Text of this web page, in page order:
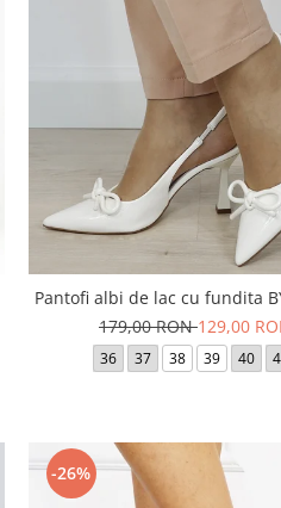
Pantofi albi de lac cu fundita
179,00 RON129,00
36 37 38 39 40
-26%